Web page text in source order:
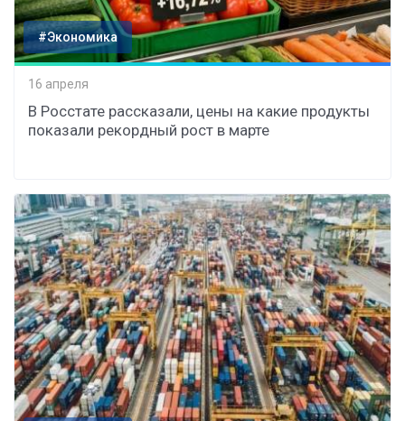
#Экономика
16 апреля
В Росстате рассказали, цены на какие продукты
показали рекордный рост в марте